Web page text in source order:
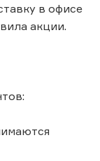
в офисе
акции.